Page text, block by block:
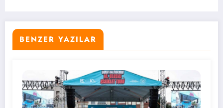
BENZER YAZILAR